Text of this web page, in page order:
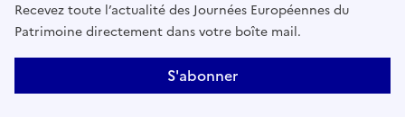
Recevez toute l’actualité des Journées Européennes du
Patrimoine directement dans votre boîte mail.
S'abonner